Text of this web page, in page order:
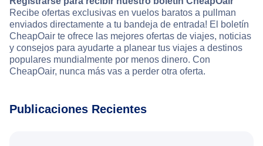
Recibe ofertas exclusivas en vuelos baratos a pullman
enviados directamente a tu bandeja de entrada! El boletín
CheapOair te ofrece las mejores ofertas de viajes, noticias
y consejos para ayudarte a planear tus viajes a destinos
populares mundialmente por menos dinero. Con
CheapOair, nunca más vas a perder otra oferta.
Publicaciones Recientes